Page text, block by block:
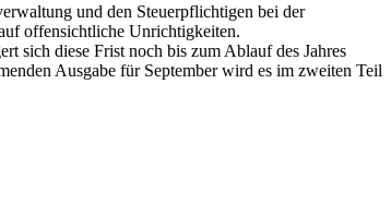
und den Steuerpflichtigen bei der
offensichtliche Unrichtigkeiten.
sich diese Frist noch bis zum Ablauf des Jahres
Ausgabe für September wird es im zweiten Teil